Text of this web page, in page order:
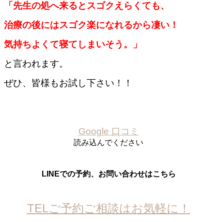
「先生の処へ来るとスゴクえらくても、
治療の後にはスゴク楽になれるから凄い！
気持ちよくて寝てしまいそう。」
と言われます。
ぜひ、皆様もお試し下さい！！
Google 口コミ
読み込んでください
LINEでの予約、お問い合わせはこちら
TELご予約ご相談はお気軽に！